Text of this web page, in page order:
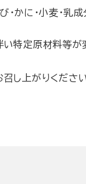
・かに・小麦・乳成
特定原材料等が
し上がりください